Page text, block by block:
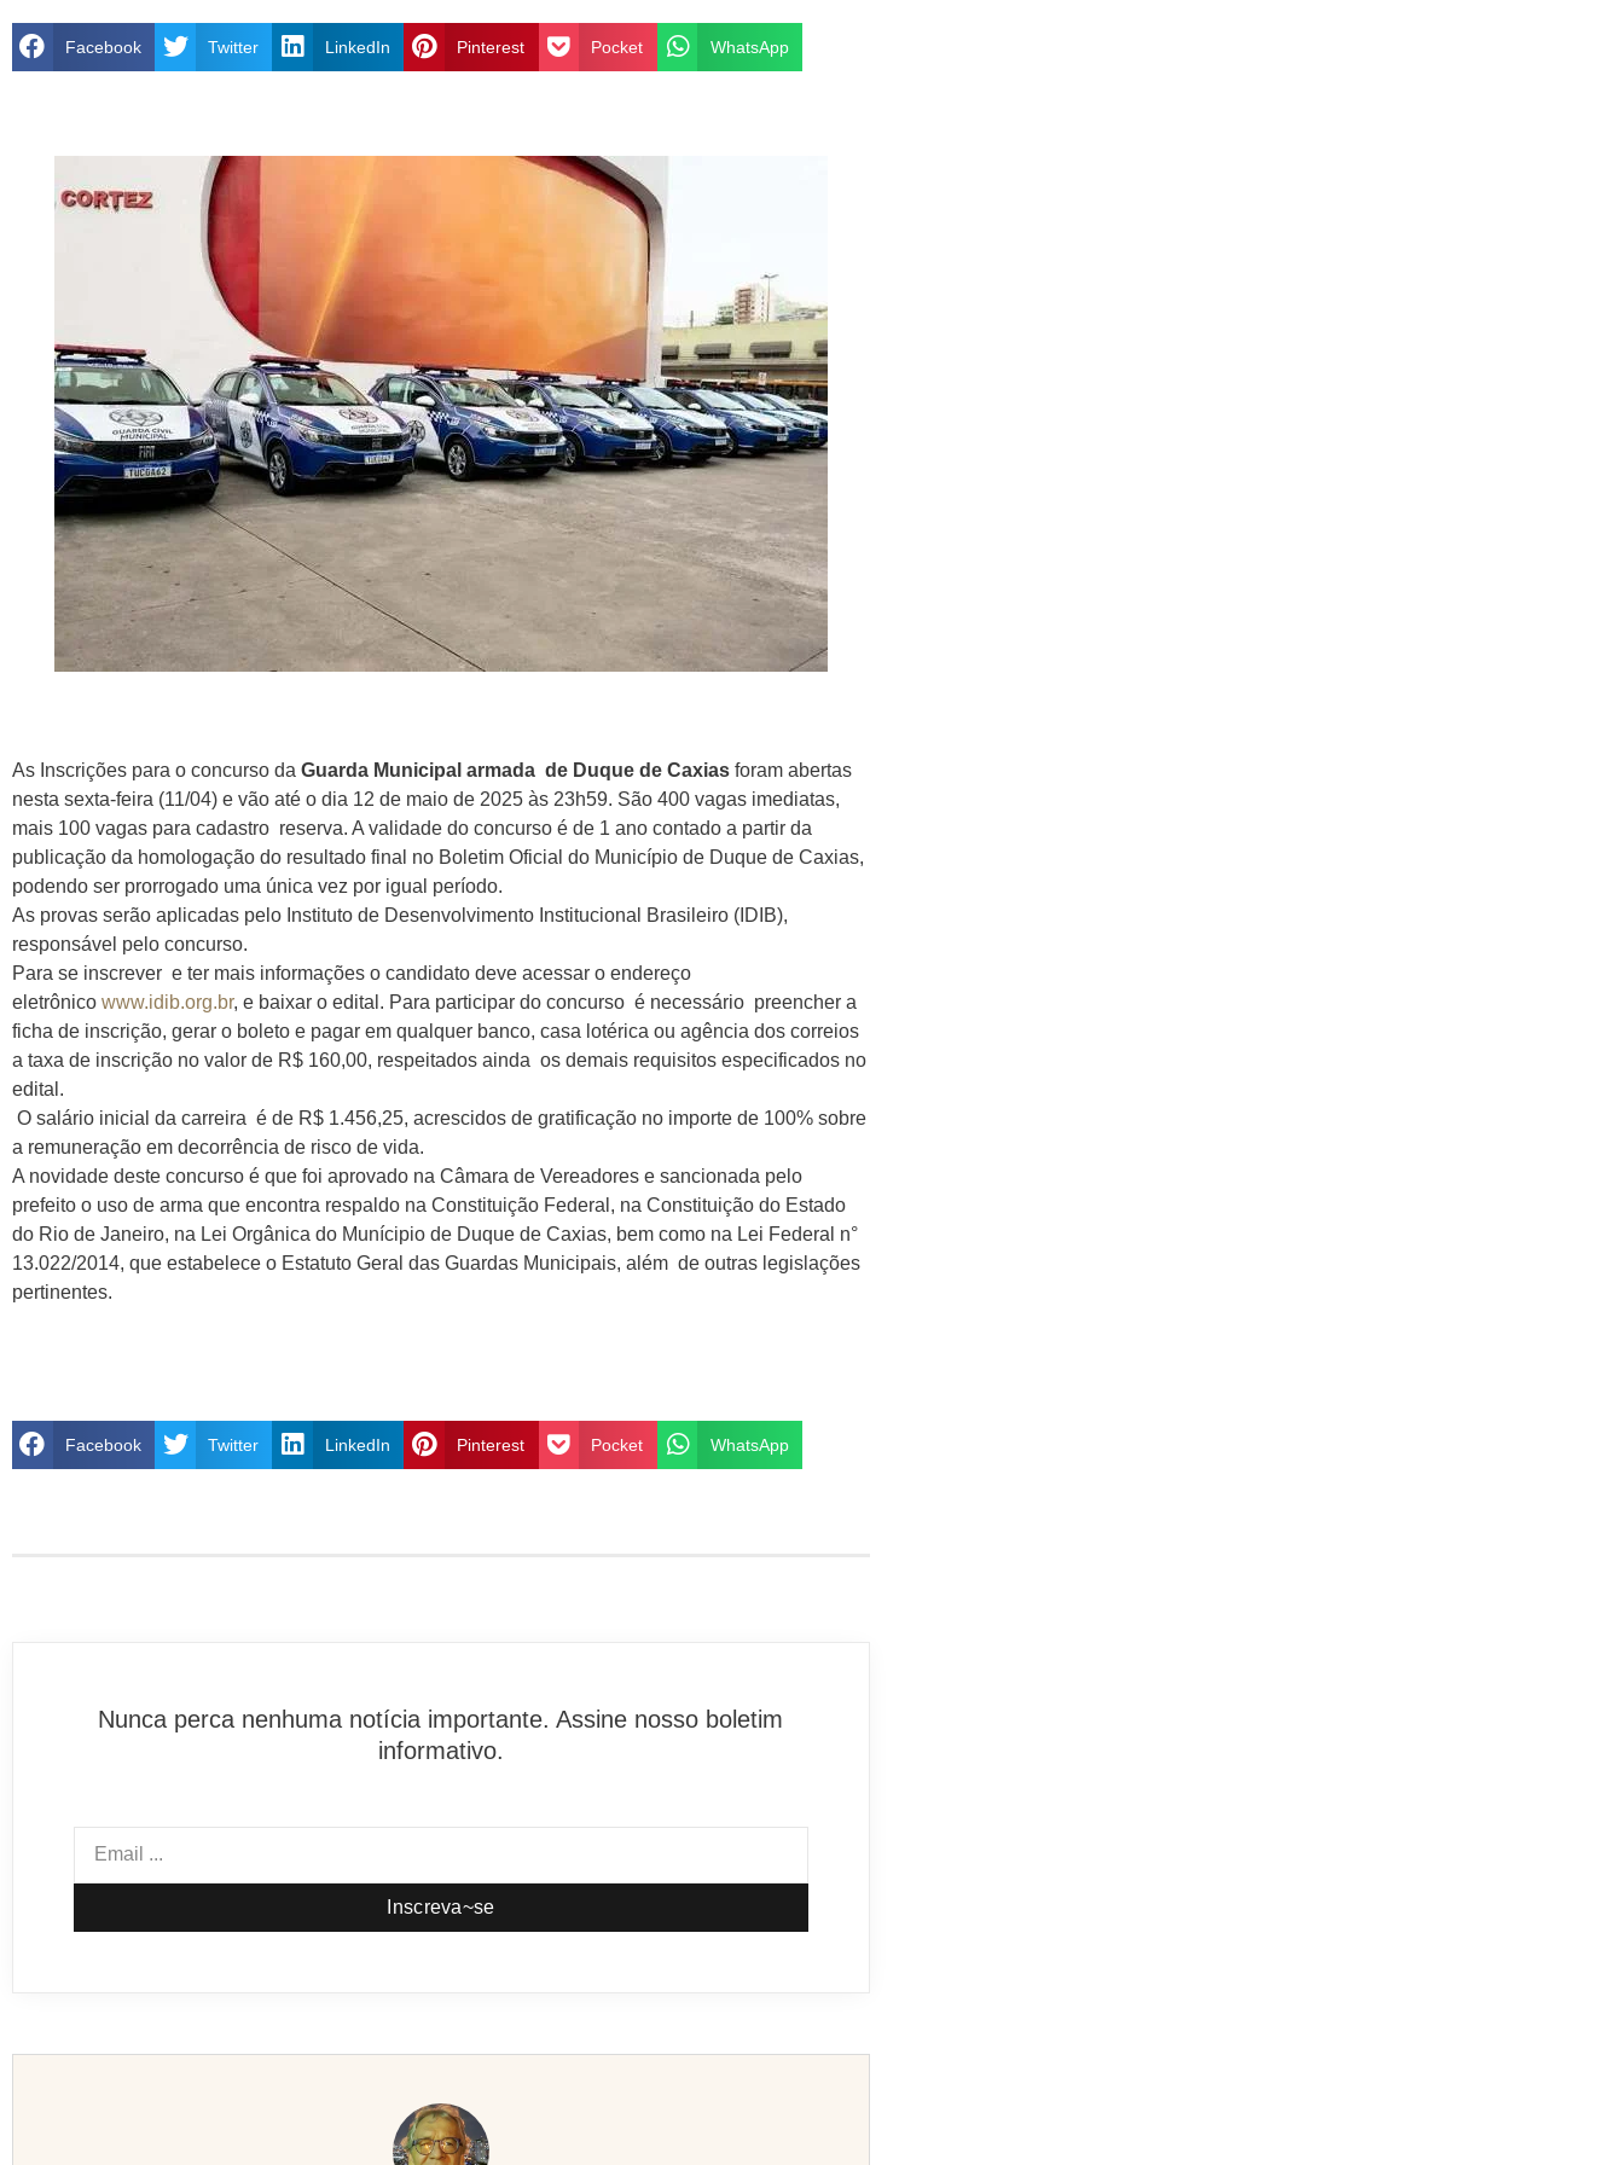
Facebook Twitter LinkedIn Pinterest Pocket WhatsApp
As Inscrições para o concurso da Guarda Municipal armada de Duque de Caxias foram abertas
nesta sexta-feira (11/04) e vão até o dia 12 de maio de 2025 às 23h59. São 400 vagas imediatas,
mais 100 vagas para cadastro reserva. A validade do concurso é de 1 ano contado a partir da
publicação da homologação do resultado final no Boletim Oficial do Município de Duque de Caxias,
podendo ser prorrogado uma única vez por igual período.
As provas serão aplicadas pelo Instituto de Desenvolvimento Institucional Brasileiro (IDIB),
responsável pelo concurso.
Para se inscrever e ter mais informações o candidato deve acessar o endereço
eletrônico www.idib.org.br, e baixar o edital. Para participar do concurso é necessário preencher a
ficha de inscrição, gerar o boleto e pagar em qualquer banco, casa lotérica ou agência dos correios
a taxa de inscrição no valor de R$ 160,00, respeitados ainda os demais requisitos especificados no
edital.
O salário inicial da carreira é de R$ 1.456,25, acrescidos de gratificação no importe de 100% sobre
a remuneração em decorrência de risco de vida.
A novidade deste concurso é que foi aprovado na Câmara de Vereadores e sancionada pelo
prefeito o uso de arma que encontra respaldo na Constituição Federal, na Constituição do Estado
do Rio de Janeiro, na Lei Orgânica do Munícipio de Duque de Caxias, bem como na Lei Federal n°
13.022/2014, que estabelece o Estatuto Geral das Guardas Municipais, além de outras legislações
pertinentes.
Facebook Twitter LinkedIn Pinterest Pocket WhatsApp
Nunca perca nenhuma notícia importante. Assine nosso boletim
informativo.
Inscreva~se